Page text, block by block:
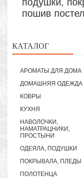
пошив
КАТАЛОГ
АРОМАТЫ ДЛЯ ДОМА
ДОМАШНЯЯ ОДЕЖДА
КОВРЫ
КУХНЯ
НАВОЛОЧКИ,
НАМАТРАЦНИКИ,
ПРОСТЫНИ
ОДЕЯЛА, ПОДУШКИ
ПОКРЫВАЛА, ПЛЕДЫ
ПОЛОТЕНЦА